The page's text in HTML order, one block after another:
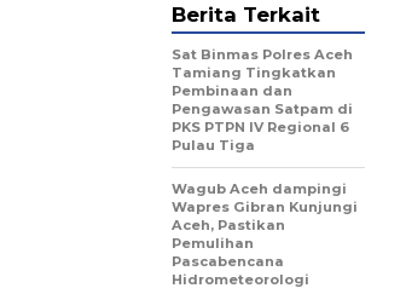
Berita Terkait
Sat Binmas Polres Aceh
Tamiang Tingkatkan
Pembinaan dan
Pengawasan Satpam di
PKS PTPN IV Regional 6
Pulau Tiga
Wagub Aceh dampingi
Wapres Gibran Kunjungi
Aceh, Pastikan
Pemulihan
Pascabencana
Hidrometeorologi